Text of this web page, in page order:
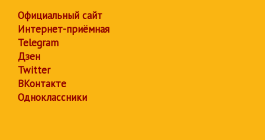
Официальный сайт
Интернет-приёмная
Telegram
Дзен
Twitter
ВКонтакте
Одноклассники